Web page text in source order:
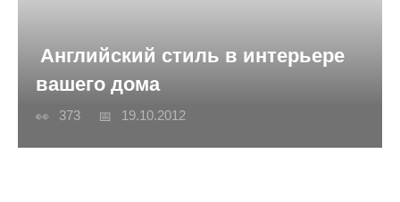
Английский стиль в интерьере
вашего дома
373 19.10.2012